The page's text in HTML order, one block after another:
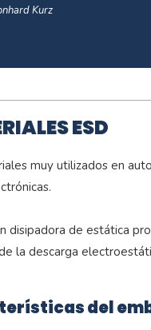
Kurz
ESD
muy utilizados en
disipadora de estática
la descarga
del